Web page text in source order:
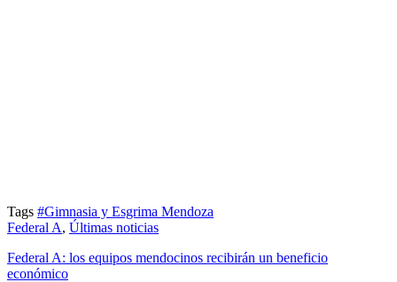
Tags #Gimnasia y Esgrima Mendoza
Federal A, Últimas noticias
Federal A: los equipos mendocinos recibirán un beneficio
económico